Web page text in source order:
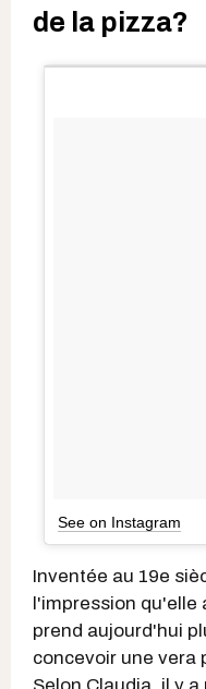
de la pizza?
See on Instagram
Inventée au 19e
l'impression qu'elle
prend aujourd'hui
concevoir une vera